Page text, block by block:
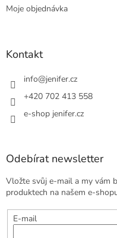
Moje objednávka
Kontakt
info@jenifer.cz
+420 702 413 558
e-shop jenifer.cz
Odebírat newsletter
Vložte svůj e-mail a my vám
produktech na našem e-
E-mail